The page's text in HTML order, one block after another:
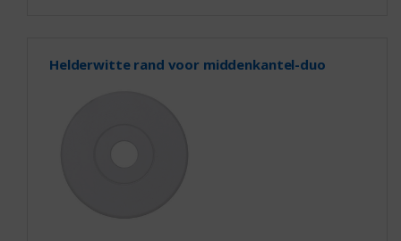
Helderwitte rand voor middenkantel-duo